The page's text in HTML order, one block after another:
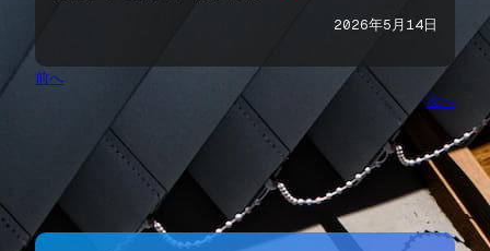
2026年5月14日
前へ
次へ